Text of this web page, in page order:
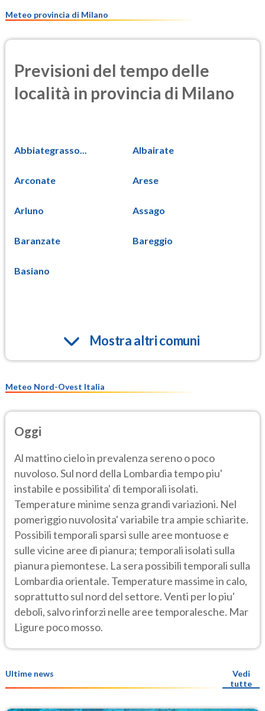
Meteo provincia di Milano
Previsioni del tempo delle
località in provincia di Milano
Abbiategrasso... Albairate
Arconate Arese
Arluno Assago
Baranzate Bareggio
Basiano
Mostra altri comuni
Meteo Nord-Ovest Italia
Oggi
Al mattino cielo in prevalenza sereno o poco
nuvoloso. Sul nord della Lombardia tempo piu'
instabile e possibilita' di temporali isolati.
Temperature minime senza grandi variazioni. Nel
pomeriggio nuvolosita' variabile tra ampie schiarite.
Possibili temporali sparsi sulle aree montuose e
sulle vicine aree di pianura; temporali isolati sulla
pianura piemontese. La sera possibili temporali sulla
Lombardia orientale. Temperature massime in calo,
soprattutto sul nord del settore. Venti per lo piu'
deboli, salvo rinforzi nelle aree temporalesche. Mar
Ligure poco mosso.
Ultime news
Vedi
tutte